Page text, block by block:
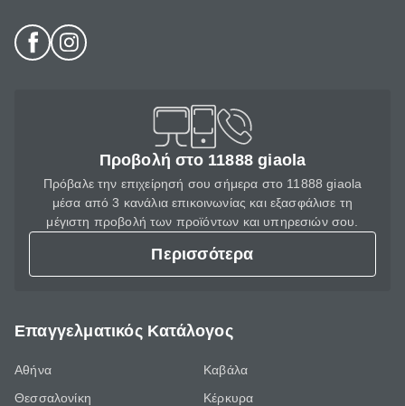
Προβολή στο 11888 giaola
Πρόβαλε την επιχείρησή σου σήμερα στο 11888 giaola
μέσα από 3 κανάλια επικοινωνίας και εξασφάλισε τη
μέγιστη προβολή των προϊόντων και υπηρεσιών σου.
Περισσότερα
Επαγγελματικός Κατάλογος
Αθήνα
Θεσσαλονίκη
Καβάλα
Κέρκυρα